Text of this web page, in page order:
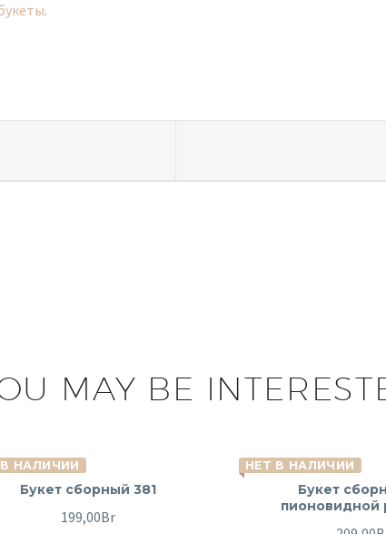
.
MAY BE
НАЛИЧИИ
Букет сборный 381
199,00Br
НЕТ В НАЛИЧИИ
Букет
пионовидной